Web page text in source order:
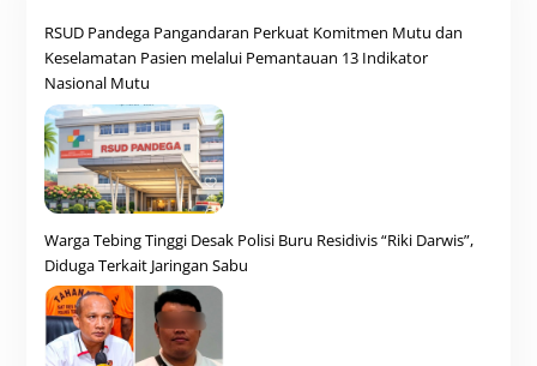
RSUD Pandega Pangandaran Perkuat Komitmen Mutu dan
Keselamatan Pasien melalui Pemantauan 13 Indikator
Nasional Mutu
Warga Tebing Tinggi Desak Polisi Buru Residivis “Riki Darwis”,
Diduga Terkait Jaringan Sabu